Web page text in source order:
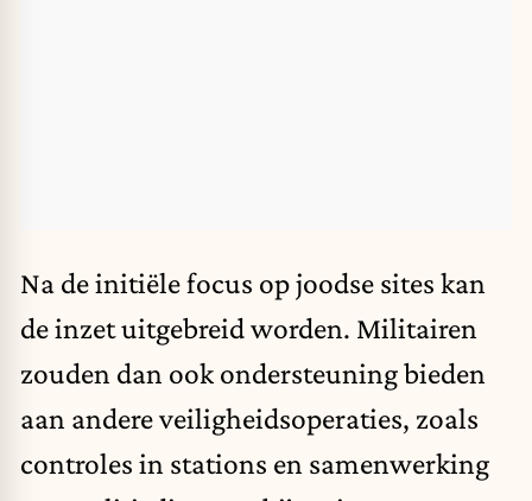
Na de initiële focus op joodse sites kan
de inzet uitgebreid worden. Militairen
zouden dan ook ondersteuning bieden
aan andere veiligheidsoperaties, zoals
controles in stations en samenwerking